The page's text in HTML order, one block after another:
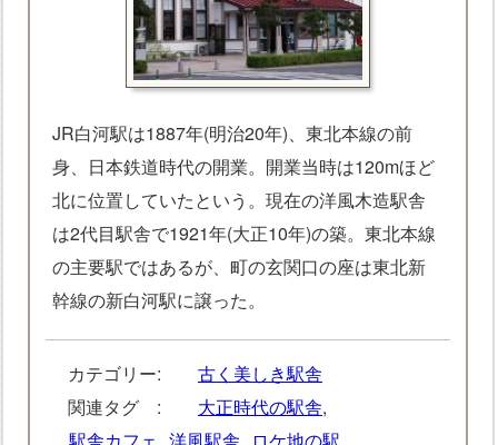
JR白河駅は1887年(明治20年)、東北本線の前
身、日本鉄道時代の開業。開業当時は120mほど
北に位置していたという。現在の洋風木造駅舎
は2代目駅舎で1921年(大正10年)の築。東北本線
の主要駅ではあるが、町の玄関口の座は東北新
幹線の新白河駅に譲った。
カテゴリー:
古く美しき駅舎
関連タグ :
大正時代の駅舎,